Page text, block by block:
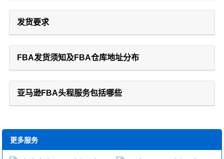
发货要求
FBA发货须知及FBA仓库地址分布
亚马逊FBA头程服务包括哪些
更多服务